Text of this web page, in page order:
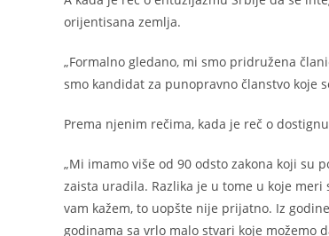
orijentisana zemlja.
„Formalno gledano, mi smo pridružena
smo kandidat za punopravno članstvo koje
Prema njenim rečima, kada je reč o
„Mi imamo više od 90 odsto zakona koji su
zaista uradila. Razlika je u tome u koje
vam kažem, to uopšte nije prijatno. Iz
godinama sa vrlo malo stvari koje možemo